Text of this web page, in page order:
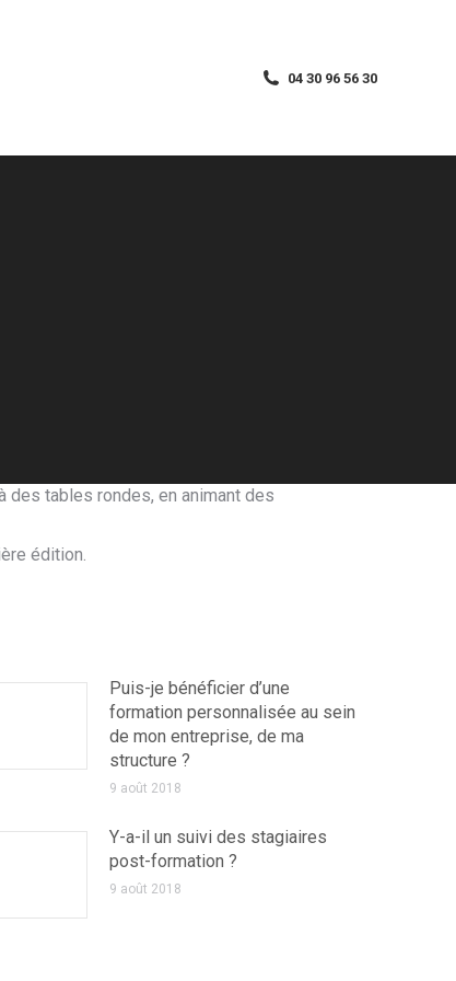
04 30 96 56 30
des tables rondes, en animant des
édition.
Puis-je bénéficier d’une
formation personnalisée au sein
de mon entreprise, de ma
structure ?
9 août 2018
Y-a-il un suivi des stagiaires
post-formation ?
9 août 2018